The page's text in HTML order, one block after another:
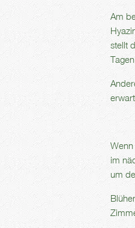
Am
stellt
im
um